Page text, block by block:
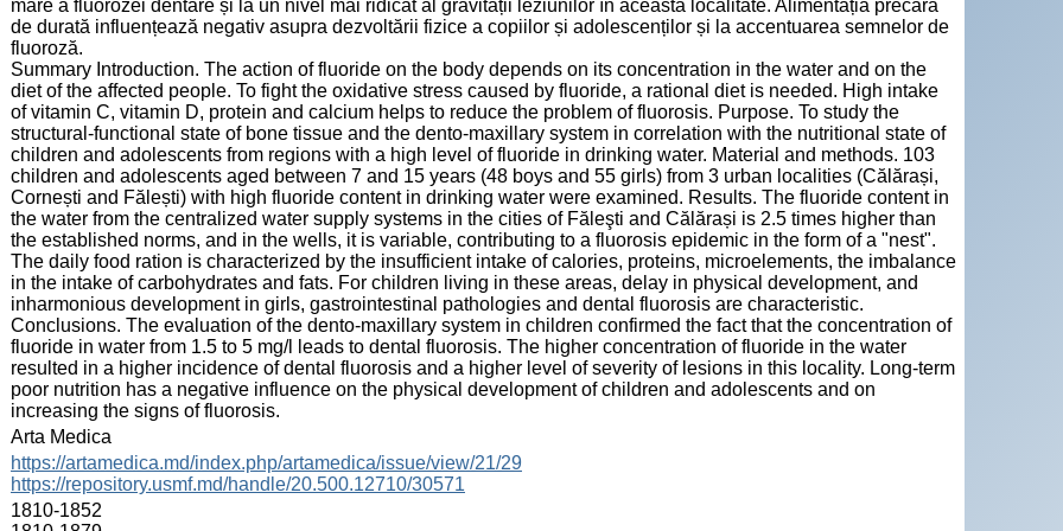
mare a fluorozei dentare și la un nivel mai ridicat al gravității leziunilor în această localitate. Alimentația precară
de durată influențează negativ asupra dezvoltării fizice a copiilor și adolescenților și la accentuarea semnelor de
fluoroză.
Summary Introduction. The action of fluoride on the body depends on its concentration in the water and on the
diet of the affected people. To fight the oxidative stress caused by fluoride, a rational diet is needed. High intake
of vitamin C, vitamin D, protein and calcium helps to reduce the problem of fluorosis. Purpose. To study the
structural-functional state of bone tissue and the dento-maxillary system in correlation with the nutritional state of
children and adolescents from regions with a high level of fluoride in drinking water. Material and methods. 103
children and adolescents aged between 7 and 15 years (48 boys and 55 girls) from 3 urban localities (Călărași,
Cornești and Fălești) with high fluoride content in drinking water were examined. Results. The fluoride content in
the water from the centralized water supply systems in the cities of Făleşti and Călărași is 2.5 times higher than
the established norms, and in the wells, it is variable, contributing to a fluorosis epidemic in the form of a "nest".
The daily food ration is characterized by the insufficient intake of calories, proteins, microelements, the imbalance
in the intake of carbohydrates and fats. For children living in these areas, delay in physical development, and
inharmonious development in girls, gastrointestinal pathologies and dental fluorosis are characteristic.
Conclusions. The evaluation of the dento-maxillary system in children confirmed the fact that the concentration of
fluoride in water from 1.5 to 5 mg/l leads to dental fluorosis. The higher concentration of fluoride in the water
resulted in a higher incidence of dental fluorosis and a higher level of severity of lesions in this locality. Long-term
poor nutrition has a negative influence on the physical development of children and adolescents and on
increasing the signs of fluorosis.
Arta Medica
https://artamedica.md/index.php/artamedica/issue/view/21/29
https://repository.usmf.md/handle/20.500.12710/30571
1810-1852